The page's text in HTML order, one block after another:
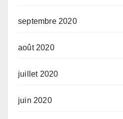
septembre 2020
août 2020
juillet 2020
juin 2020